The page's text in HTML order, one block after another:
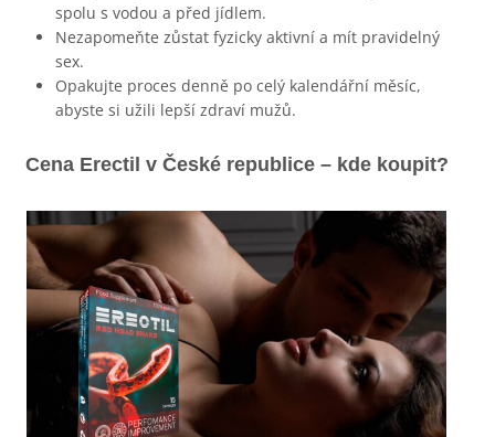
spolu s vodou a před jídlem.
Nezapomeňte zůstat fyzicky aktivní a mít pravidelný
sex.
Opakujte proces denně po celý kalendářní měsíc,
abyste si užili lepší zdraví mužů.
Cena Erectil v České republice – kde koupit?